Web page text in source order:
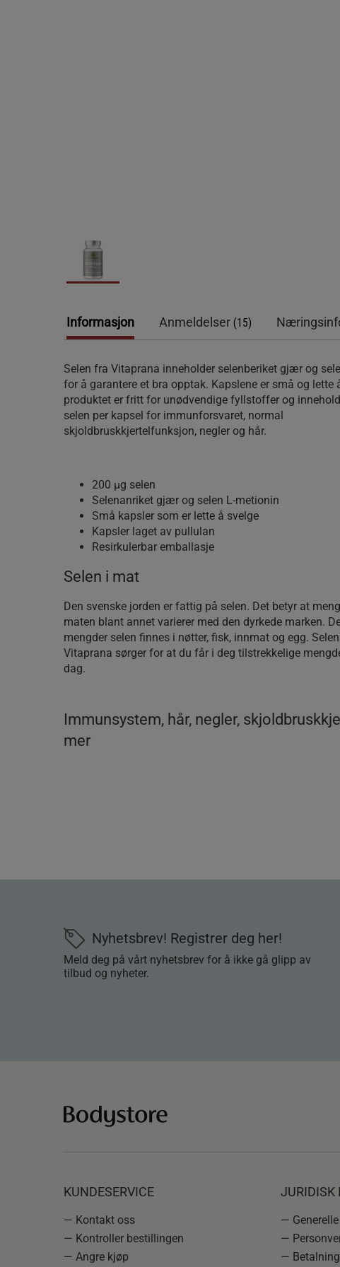
Informasjon Anmeldelser (15)
Selen fra Vitaprana inneholder selenberiket gjær og
for å garantere et bra opptak. Kapslene er små og lette
produktet er fritt for unødvendige fyllstoffer og
selen per kapsel for immunforsvaret, normal
skjoldbruskkjertelfunksjon, negler og hår.
200 µg selen
Selenanriket gjær og selen L-metionin
Små kapsler som er lette å svelge
Kapsler laget av pullulan
Resirkulerbar emballasje
Selen i mat
Den svenske jorden er fattig på selen. Det betyr at
maten blant annet varierer med den dyrkede marken.
mengder selen finnes i nøtter, fisk, innmat og egg.
Vitaprana sørger for at du får i deg tilstrekkelige
dag.
Immunsystem, hår, negler,
mer
Nyhetsbrev! Registrer deg her!
Meld deg på vårt nyhetsbrev for å ikke gå glipp av
tilbud og nyheter.
KUNDESERVICE
— Kontakt oss
— Kontroller bestillingen
— Angre kjøp
JURIDISK
—
—
—